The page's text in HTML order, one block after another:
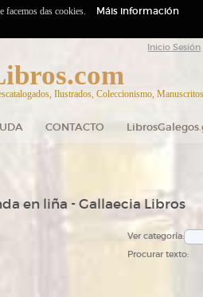
Inicio Sesión
Ilustrados, Coleccionismo,
CONTACTO
en liña - Gallaecia Libros
Ver categoría:
Procurar texto:
facemos das cookies. Máis información